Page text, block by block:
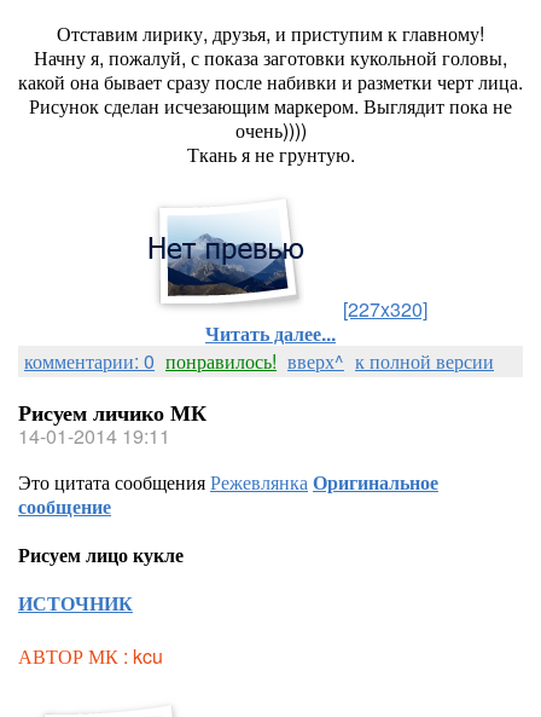
Отставим лирику, друзья, и приступим к главному!
Начну я, пожалуй, с показа заготовки кукольной головы,
какой она бывает сразу после набивки и разметки черт лица.
Рисунок сделан исчезающим маркером. Выглядит пока не
очень))))
Ткань я не грунтую.
[227x320]
Читать далее...
комментарии: 0 понравилось! вверх^ к полной версии
Рисуем личико МК
14-01-2014 19:11
Это цитата сообщенияРежевлянкаОригинальное
сообщение
Рисуем лицо кукле
ИСТОЧНИК
АВТОР МК : kcu